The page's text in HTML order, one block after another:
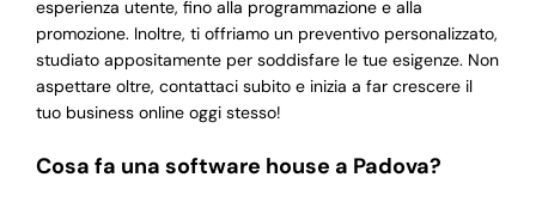
esperienza utente, fino alla programmazione e alla
promozione. Inoltre, ti offriamo un preventivo personalizzato,
studiato appositamente per soddisfare le tue esigenze. Non
aspettare oltre, contattaci subito e inizia a far crescere il
tuo business online oggi stesso!
Cosa fa una software house a Padova?